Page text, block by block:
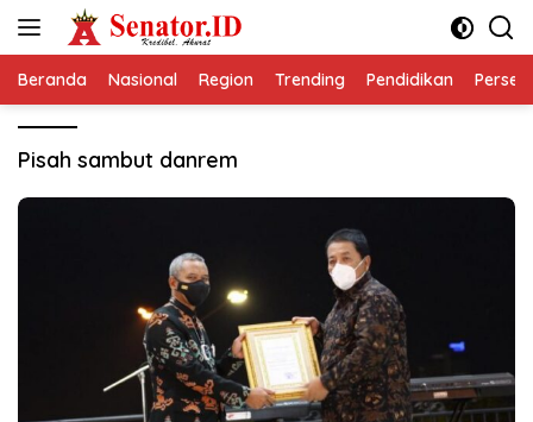
Beranda Nasional Region Trending Pendidikan
Pisah sambut danrem